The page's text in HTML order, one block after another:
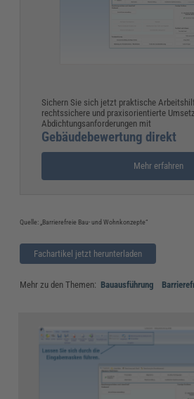
Sichern Sie sich jetzt praktische
rechtssichere und praxisorientierte
Abdichtungsanforderungen mit
Gebäudebewertung direkt
Mehr erfahren
Quelle: „Barrierefreie Bau- und Wohnkonzepte“
Fachartikel jetzt herunterladen
Mehr zu den Themen: Bauausführung